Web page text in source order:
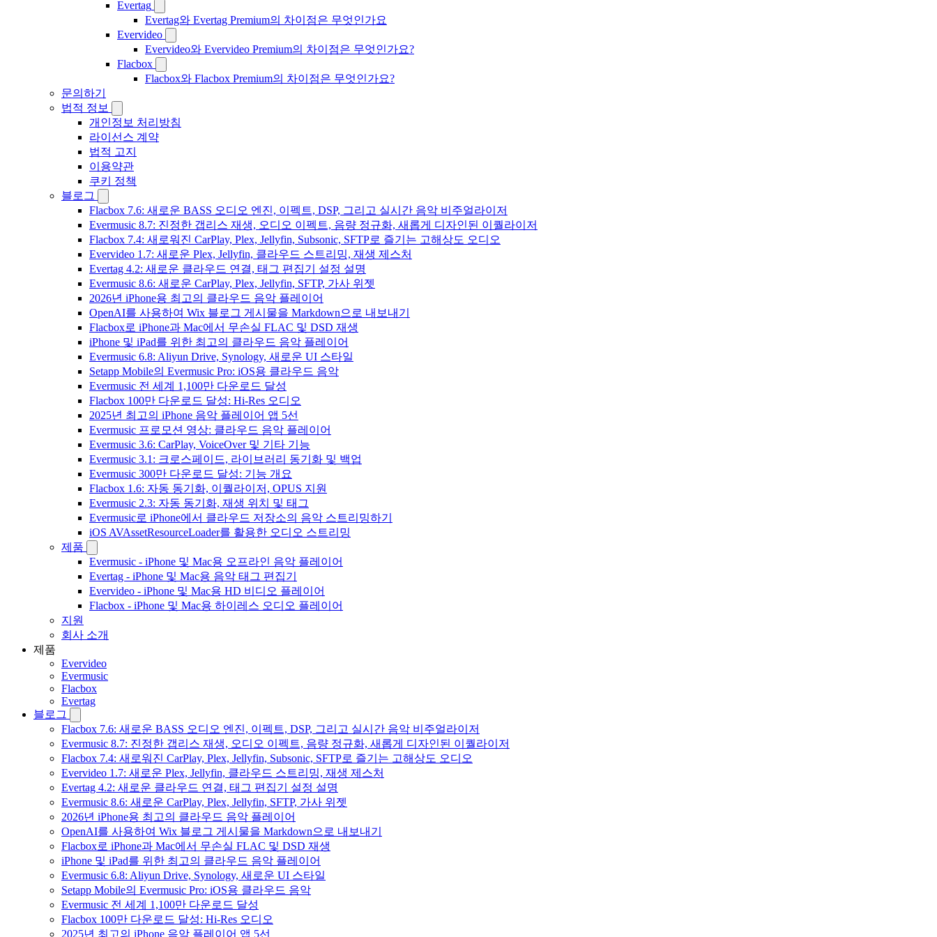
Evertag
Evertag와 Evertag Premium의 차이점은 무엇인가요
Evervideo
Evervideo와 Evervideo Premium의 차이점은 무엇인가요?
Flacbox
Flacbox와 Flacbox Premium의 차이점은 무엇인가요?
문의하기
법적 정보
개인정보 처리방침
라이선스 계약
법적 고지
이용약관
쿠키 정책
블로그
Flacbox 7.6: 새로운 BASS 오디오 엔진, 이펙트, DSP, 그리고 실시간 음악 비주얼라이저
Evermusic 8.7: 진정한 갭리스 재생, 오디오 이펙트, 음량 정규화, 새롭게 디자인된 이퀄라이저
Flacbox 7.4: 새로워진 CarPlay, Plex, Jellyfin, Subsonic, SFTP로 즐기는 고해상도 오디오
Evervideo 1.7: 새로운 Plex, Jellyfin, 클라우드 스트리밍, 재생 제스처
Evertag 4.2: 새로운 클라우드 연결, 태그 편집기 설정 설명
Evermusic 8.6: 새로운 CarPlay, Plex, Jellyfin, SFTP, 가사 위젯
2026년 iPhone용 최고의 클라우드 음악 플레이어
OpenAI를 사용하여 Wix 블로그 게시물을 Markdown으로 내보내기
Flacbox로 iPhone과 Mac에서 무손실 FLAC 및 DSD 재생
iPhone 및 iPad를 위한 최고의 클라우드 음악 플레이어
Evermusic 6.8: Aliyun Drive, Synology, 새로운 UI 스타일
Setapp Mobile의 Evermusic Pro: iOS용 클라우드 음악
Evermusic 전 세계 1,100만 다운로드 달성
Flacbox 100만 다운로드 달성: Hi-Res 오디오
2025년 최고의 iPhone 음악 플레이어 앱 5선
Evermusic 프로모션 영상: 클라우드 음악 플레이어
Evermusic 3.6: CarPlay, VoiceOver 및 기타 기능
Evermusic 3.1: 크로스페이드, 라이브러리 동기화 및 백업
Evermusic 300만 다운로드 달성: 기능 개요
Flacbox 1.6: 자동 동기화, 이퀄라이저, OPUS 지원
Evermusic 2.3: 자동 동기화, 재생 위치 및 태그
Evermusic로 iPhone에서 클라우드 저장소의 음악 스트리밍하기
iOS AVAssetResourceLoader를 활용한 오디오 스트리밍
제품
Evermusic - iPhone 및 Mac용 오프라인 음악 플레이어
Evertag - iPhone 및 Mac용 음악 태그 편집기
Evervideo - iPhone 및 Mac용 HD 비디오 플레이어
Flacbox - iPhone 및 Mac용 하이레스 오디오 플레이어
지원
회사 소개
제품
Evervideo
Evermusic
Flacbox
Evertag
블로그
Flacbox 7.6: 새로운 BASS 오디오 엔진, 이펙트, DSP, 그리고 실시간 음악 비주얼라이저
Evermusic 8.7: 진정한 갭리스 재생, 오디오 이펙트, 음량 정규화, 새롭게 디자인된 이퀄라이저
Flacbox 7.4: 새로워진 CarPlay, Plex, Jellyfin, Subsonic, SFTP로 즐기는 고해상도 오디오
Evervideo 1.7: 새로운 Plex, Jellyfin, 클라우드 스트리밍, 재생 제스처
Evertag 4.2: 새로운 클라우드 연결, 태그 편집기 설정 설명
Evermusic 8.6: 새로운 CarPlay, Plex, Jellyfin, SFTP, 가사 위젯
2026년 iPhone용 최고의 클라우드 음악 플레이어
OpenAI를 사용하여 Wix 블로그 게시물을 Markdown으로 내보내기
Flacbox로 iPhone과 Mac에서 무손실 FLAC 및 DSD 재생
iPhone 및 iPad를 위한 최고의 클라우드 음악 플레이어
Evermusic 6.8: Aliyun Drive, Synology, 새로운 UI 스타일
Setapp Mobile의 Evermusic Pro: iOS용 클라우드 음악
Evermusic 전 세계 1,100만 다운로드 달성
Flacbox 100만 다운로드 달성: Hi-Res 오디오
2025년 최고의 iPhone 음악 플레이어 앱 5선